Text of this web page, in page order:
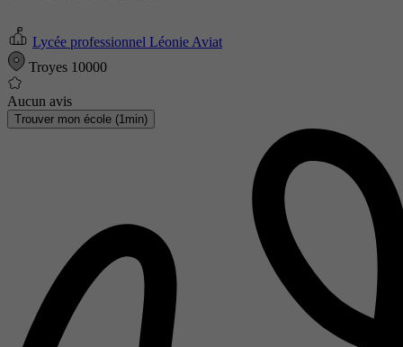
Lycée professionnel Léonie Aviat
Troyes 10000
Aucun avis
Trouver mon école (1min)